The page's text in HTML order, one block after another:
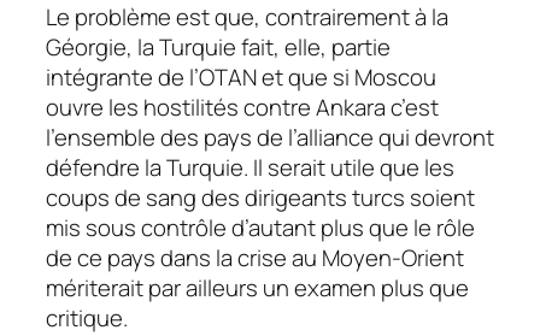
Le problème est que, contrairement à la
Géorgie, la Turquie fait, elle, partie
intégrante de l’OTAN et que si Moscou
ouvre les hostilités contre Ankara c’est
l’ensemble des pays de l’alliance qui devront
défendre la Turquie. Il serait utile que les
coups de sang des dirigeants turcs soient
mis sous contrôle d’autant plus que le rôle
de ce pays dans la crise au Moyen-Orient
mériterait par ailleurs un examen plus que
critique.